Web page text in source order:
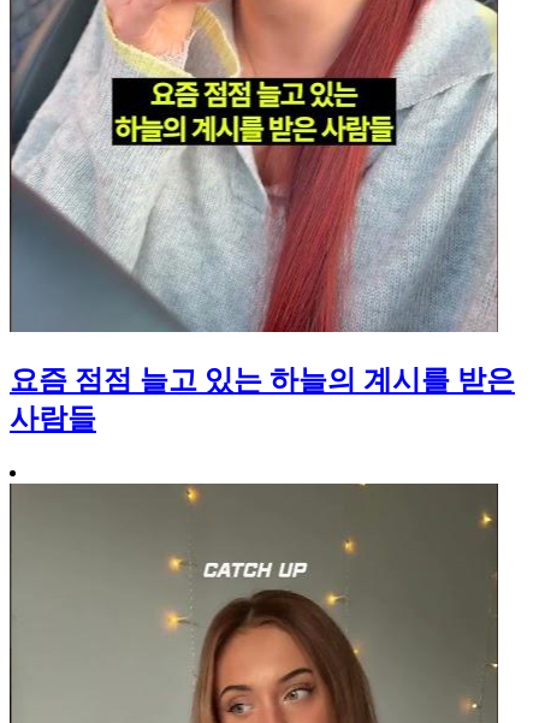
요즘 점점 늘고 있는 하늘의 계시를 받은
사람들